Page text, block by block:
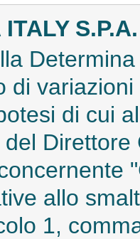
S.P.A.
di
di cui
allo
1,